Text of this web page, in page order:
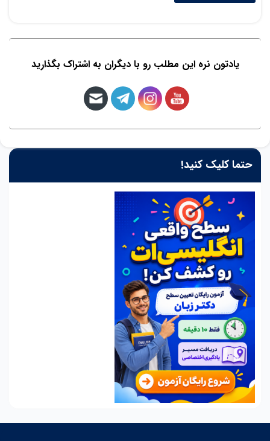
حتما کلیک کنید!
یادتون نره این مطلب رو با دیگران به اشتراک بگذارید